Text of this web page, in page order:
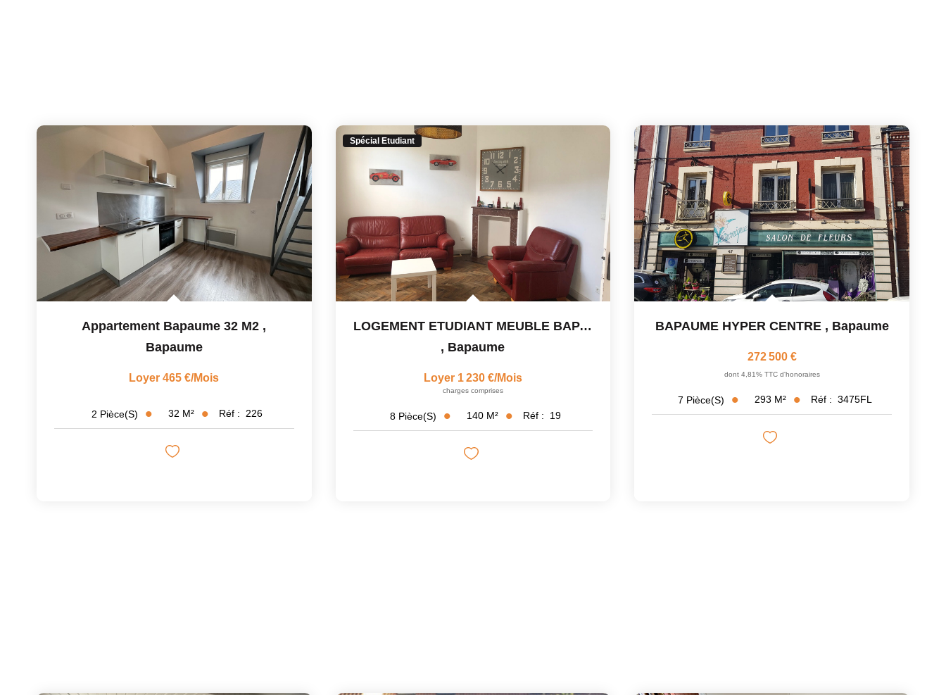
Appartement Bapaume 32 M2 ,
Bapaume
Loyer 465 €/mois
2 Pièce(s) 32 M² Réf : 226
Spécial Etudiant
LOGEMENT ETUDIANT MEUBLE BAPAUME - 240€ /MOIS ET PAR...
, Bapaume
Loyer 1 230 €/mois
charges comprises
8 Pièce(s) 140 M² Réf : 19
BAPAUME HYPER CENTRE , Bapaume
272 500 €
dont 4,81% TTC d'honoraires
7 Pièce(s) 293 M² Réf : 3475FL